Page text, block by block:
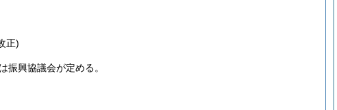
正)
振興協議会が定める。